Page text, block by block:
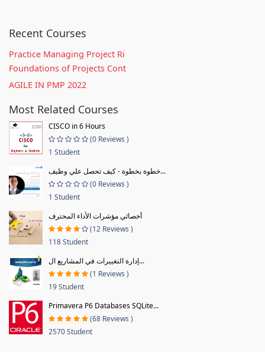
Recent Courses
Practice Managing Project Ri
Foundations of Projects Cont
AGILE IN PMP 2022
Most Related Courses
CISCO in 6 Hours
(0 Reviews )
1 Student
خطوة بخطوة - كيف تحصل علي وظيف...
(0 Reviews )
1 Student
أخصائي مؤشرات الأداء المحترف
(12 Reviews )
118 Student
إدارة التغييرات في المشاريع ال...
(1 Reviews )
19 Student
Primavera P6 Databases SQLite...
(68 Reviews )
2570 Student